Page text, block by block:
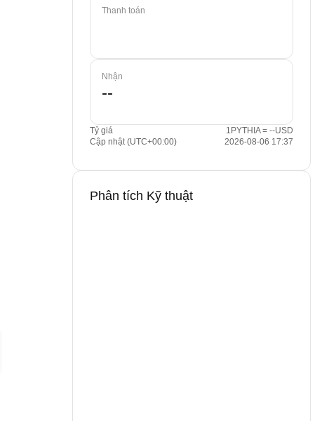
Thanh toán
Nhận
Tỷ giá
1PYTHIA = --USD
Cập nhật (UTC+00:00)
2026-08-06 17:37
Phân tích Kỹ thuật